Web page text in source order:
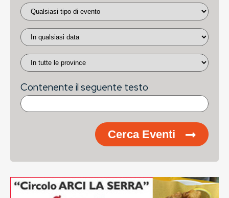
Contenente il seguente testo
Cerca Eventi